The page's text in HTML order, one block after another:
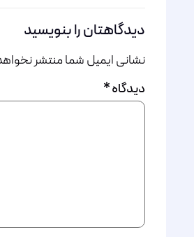
دیدگاهتان را بنویسید
نشانی ایمیل شما منتشر
دیدگاه*